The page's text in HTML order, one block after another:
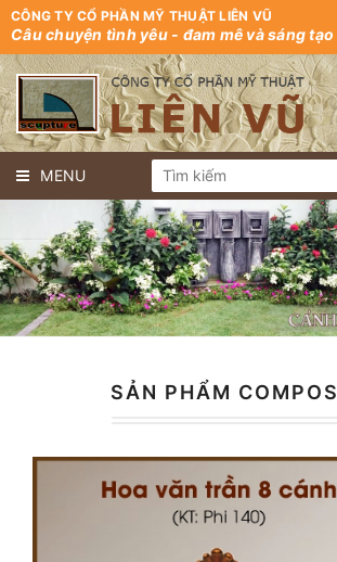
CÔNG TY CỔ PHẦN MỸ THUẬT LIÊN VŨ
Câu chuyện tình yêu - đam mê và sáng tạo
MENU
SẢN PHẨM